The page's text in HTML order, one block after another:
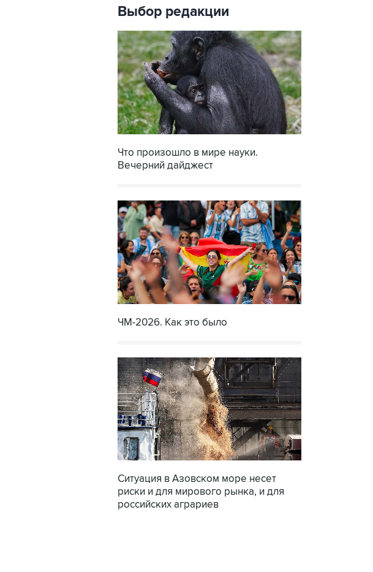
Выбор редакции
Что произошло в мире науки.
Вечерний дайджест
ЧМ-2026. Как это было
Ситуация в Азовском море несет
риски и для мирового рынка, и для
российских аграриев